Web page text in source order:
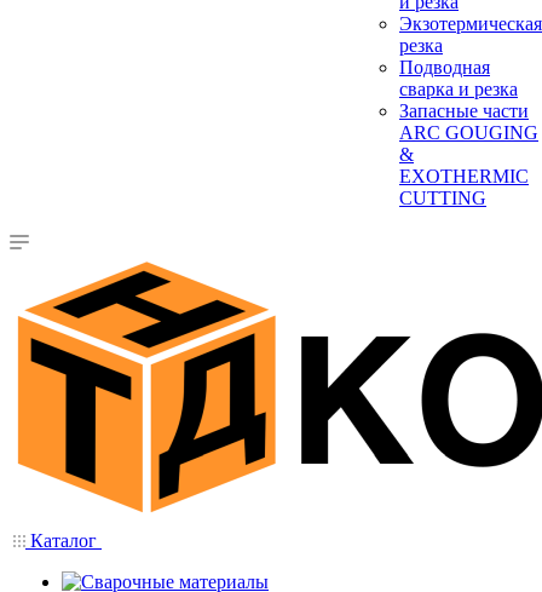
Экзотермическая
резка
Подводная
сварка и резка
Запасные части
ARC GOUGING
&
EXOTHERMIC
CUTTING
Каталог